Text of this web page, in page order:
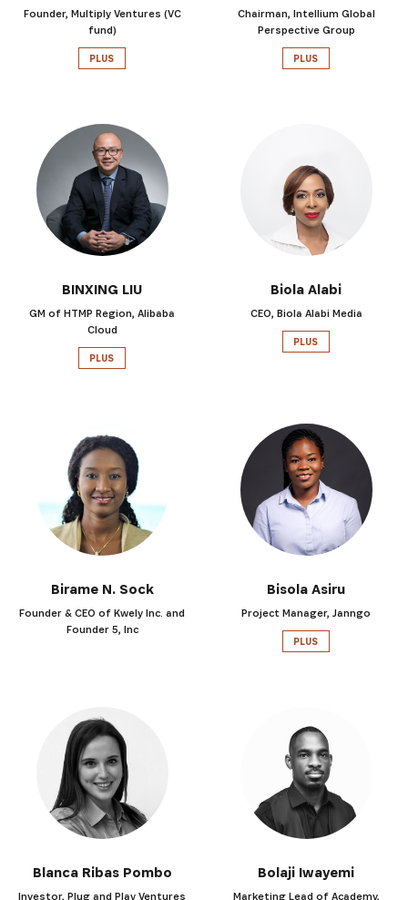
Founder, Multiply Ventures (VC
fund)
PLUS
Chairman, Intellium Global
Perspective Group
PLUS
BINXING LIU
GM of HTMP Region, Alibaba
Cloud
PLUS
Biola Alabi
CEO, Biola Alabi Media
PLUS
Birame N. Sock
Founder & CEO of Kwely Inc. and
Founder 5, Inc
Bisola Asiru
Project Manager, Janngo
PLUS
Blanca Ribas Pombo
Investor, Plug and Play Ventures
Bolaji Iwayemi
Marketing Lead of Academy,